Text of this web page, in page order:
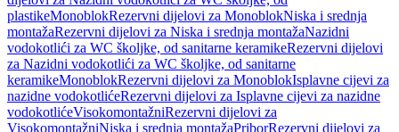
plastikeMonoblokRezervni dijelovi za MonoblokNiska i srednja
montažaRezervni dijelovi za Niska i srednja montažaNazidni
vodokotlići za WC školjke, od sanitarne keramikeRezervni dijelovi
za Nazidni vodokotlići za WC školjke, od sanitarne
keramikeMonoblokRezervni dijelovi za MonoblokIsplavne cijevi za
nazidne vodokotlićeRezervni dijelovi za Isplavne cijevi za nazidne
vodokotlićeVisokomontažniRezervni dijelovi za
VisokomontažniNiska i srednja montažaPriborRezervni dijelovi za